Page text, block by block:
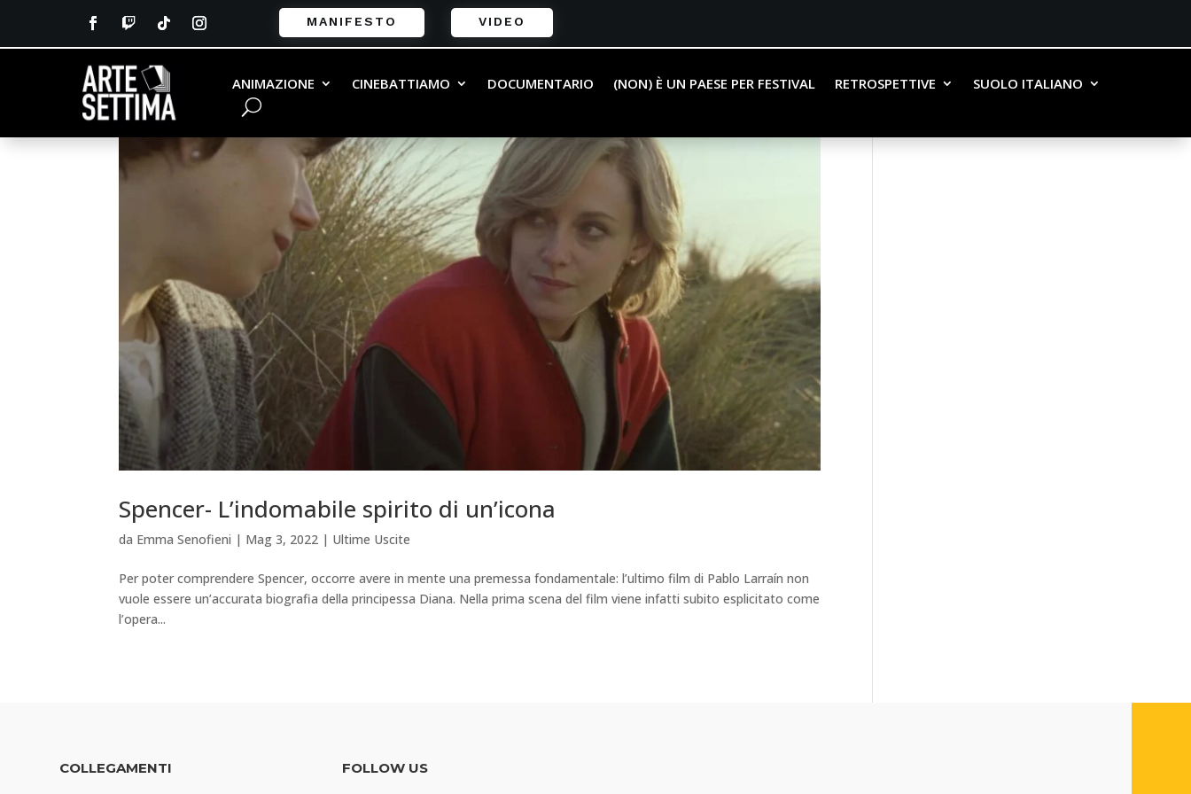
MANIFESTO VIDEO
ANIMAZIONE CINEBATTIAMO DOCUMENTARIO (NON) È UN PAESE PER FESTIVAL RETROSPETTIVE SUOLO ITALIANO
Spencer- L’indomabile spirito di un’icona
da Emma Senofieni | Mag 3, 2022 | Ultime Uscite
Per poter comprendere Spencer, occorre avere in mente una premessa fondamentale: l’ultimo film di Pablo Larraín non
vuole essere un’accurata biografia della principessa Diana. Nella prima scena del film viene infatti subito esplicitato come
l’opera...
COLLEGAMENTI FOLLOW US